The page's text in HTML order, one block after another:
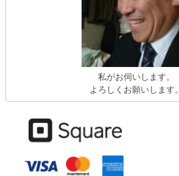
私がお伺いします。
よろしくお願いします。